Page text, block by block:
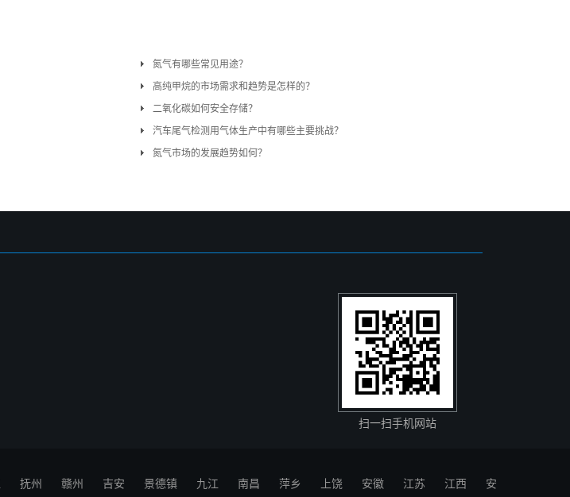
氮气有哪些常见用途？
高纯甲烷的市场需求和趋势是怎样的？
二氧化碳如何安全存储？
汽车尾气检测用气体生产中有哪些主要挑战？
氮气市场的发展趋势如何？
扫一扫手机网站
抚州 赣州 吉安 景德镇 九江 南昌 萍乡 上饶 安徽 江苏 江西 安